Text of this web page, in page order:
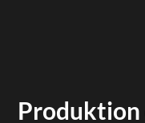
Produktion